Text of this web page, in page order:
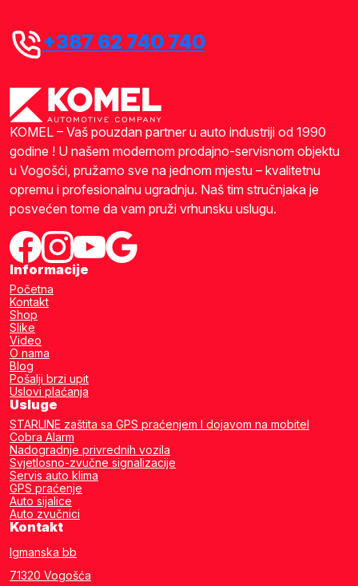
+387 62 740 740
KOMEL – Vaš pouzdan partner u auto industriji od 1990
godine ! U našem modernom prodajno-servisnom objektu
u Vogošći, pružamo sve na jednom mjestu – kvalitetnu
opremu i profesionalnu ugradnju. Naš tim stručnjaka je
posvećen tome da vam pruži vrhunsku uslugu.
Informacije
Početna
Kontakt
Shop
Slike
Video
O nama
Blog
Pošalji brzi upit
Uslovi plaćanja
Usluge
STARLINE zaštita sa GPS praćenjem I dojavom na mobitel
Cobra Alarm
Nadogradnje privrednih vozila
Svjetlosno-zvučne signalizacije
Servis auto klima
GPS praćenje
Auto sijalice
Auto zvučnici
Kontakt
Igmanska bb
71320 Vogošća